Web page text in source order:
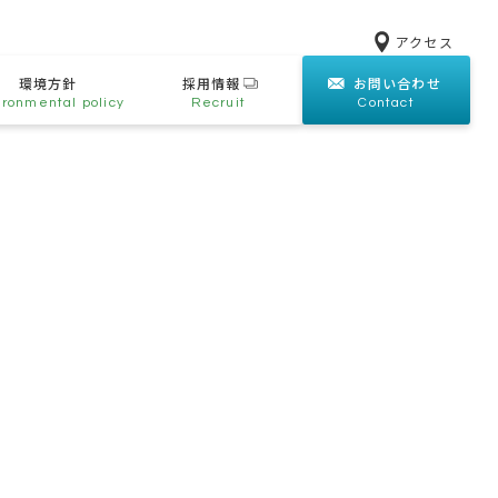
アクセス
環境方針
policy
採用情報
Recruit
お問い合わせ
Contact